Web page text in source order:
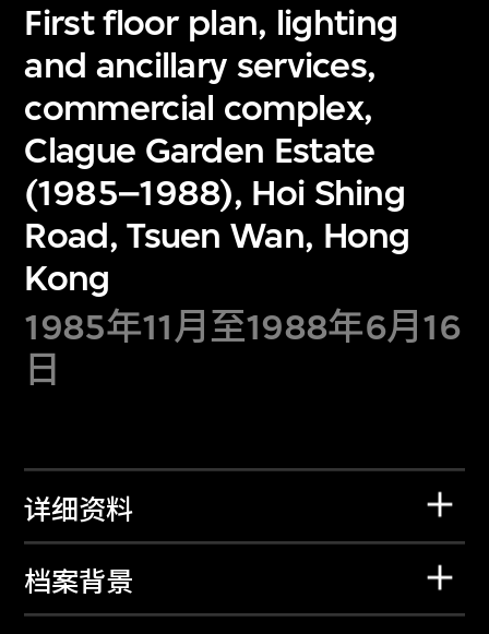
First floor plan, lighting
and ancillary services,
commercial complex,
Clague Garden Estate
(1985–1988), Hoi Shing
Road, Tsuen Wan, Hong
Kong
1985年11月至1988年6月16
日
详细资料
档案背景